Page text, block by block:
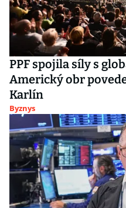
PPF spojila síly s
Americký obr
Karlín
Byznys